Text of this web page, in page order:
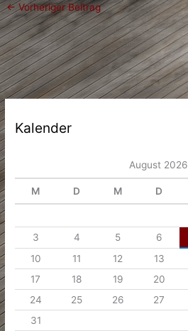
←Vorheriger Beitrag
Kalender
August 2026
M D M D
3
4 5 6
10
11 12 13
17
18 19 20
24
25 26 27
31